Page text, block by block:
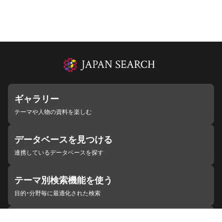
ギャラリー
テーマや人物の資料を楽しむ
データベースを見つける
連携しているデータベースを探す
テーマ別検索機能を使う
目的・分野毎に最適化された検索